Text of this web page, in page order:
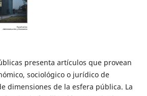
presenta artículos que provean
sociológico o jurídico de
dimensiones de la esfera pública. La